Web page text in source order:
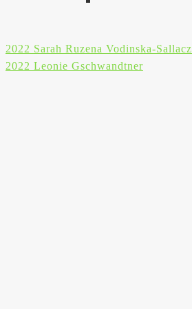
Beitragsnavigation
2022 Sarah Ruzena Vodinska-Sallacz
2022 Leonie Gschwandtner